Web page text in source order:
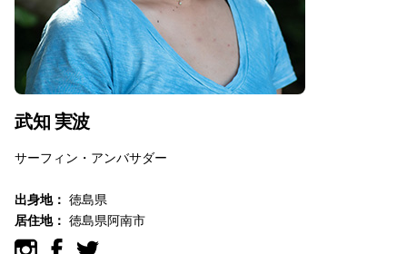
武知 実波
サーフィン・アンバサダー
出身地： 徳島県
居住地： 徳島県阿南市